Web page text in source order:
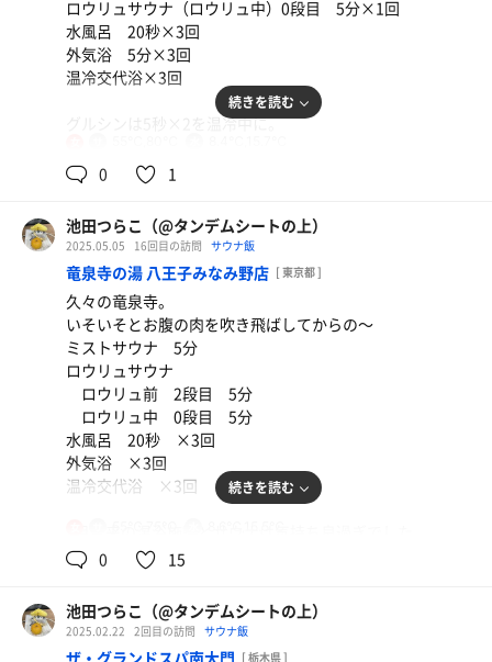
釜揚げしらす桜海老うどん（温）
無茶うま。
豚バラと茄子のカレーうどん
オロポを添えて。
ロウリュサウナ（ロウリュ中）0段目 5分×1回
水風呂 20秒×3回
外気浴 5分×3回
温冷交代浴×3回
グルシンは5秒×2を温冷中に。
短時間のサウナでもしっかり汗が出るし、外気浴が気持ち
ロウリュサウナの内扉の蝶番が開けるたびにゴン、ゴンと
すごい音がして怖かった‥
扉が開かなくなったらどうしよう‥なんて、サウナ室内で
汗かきつつ色々シミュレーションしちゃいました‥‥。
続きを読む
0 1
池田つらこ（@タンデムシートの上）
2025.05.05 16回目の訪問 サウナ飯
竜泉寺の湯 八王子みなみ野店 [ 東京都 ]
久々の竜泉寺。
いそいそとお腹の肉を吹き飛ばしてからの〜
ミストサウナ 5分
ロウリュサウナ
ロウリュ前 2段目 5分
ロウリュ中 0段目 5分
水風呂 20秒 ×3回
外気浴 ×3回
温冷交代浴 ×3回
身体は温めとかないとね。
続きを読む
0 15
池田つらこ（@タンデムシートの上）
2025.02.22 2回目の訪問 サウナ飯
ザ・グランドスパ南大門 [ 栃木県 ]